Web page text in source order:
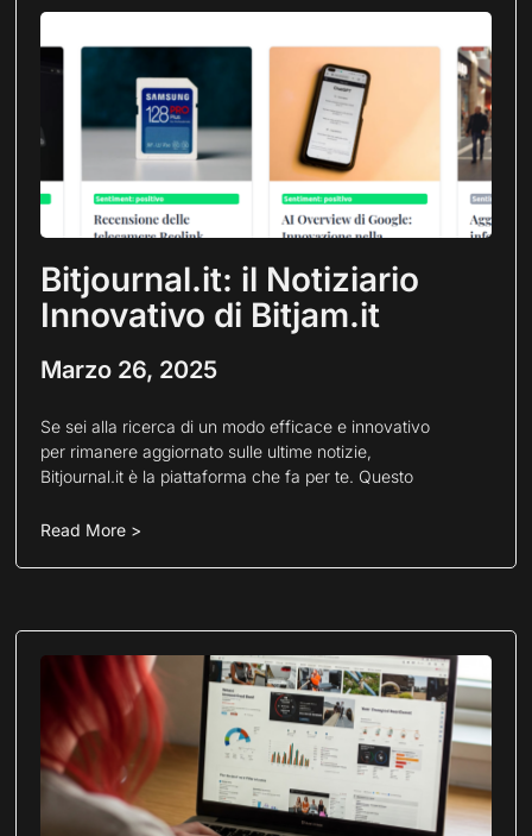
Bitjournal.it: il Notiziario
Innovativo di Bitjam.it
Marzo 26, 2025
Se sei alla ricerca di un modo efficace e innovativo
per rimanere aggiornato sulle ultime notizie,
Bitjournal.it è la piattaforma che fa per te. Questo
Read More >